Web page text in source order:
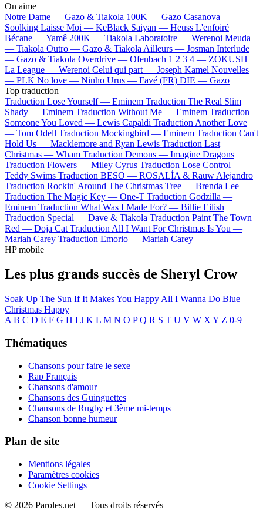
On aime
Notre Dame — Gazo & Tiakola 100K — Gazo Casanova —
Soolking Laisse Moi — KeBlack Saiyan — Heuss L'enfoiré
Bécane —Yamê 200K — Tiakola Laboratoire — Werenoi Meuda
— Tiakola Outro — Gazo & Tiakola Ailleurs — Josman Interlude
— Gazo & Tiakola Overdrive — Ofenbach 1 2 3 4 — ZOKUSH
La League — Werenoi Celui qui part — Joseph Kamel Nouvelles
— PLK No love — Ninho Urus — Favé (FR) DIE — Gazo
Top traduction
Traduction Lose Yourself — Eminem Traduction The Real Slim
Shady — Eminem Traduction Without Me — Eminem Traduction
Someone You Loved — Lewis Capaldi Traduction Another Love
— Tom Odell Traduction Mockingbird — Eminem Traduction Can't
Hold Us — Macklemore and Ryan Lewis Traduction Last
Christmas — Wham Traduction Demons — Imagine Dragons
Traduction Flowers — Miley Cyrus Traduction Lose Control —
Teddy Swims Traduction BESO — ROSALÍA & Rauw Alejandro
Traduction Rockin' Around The Christmas Tree — Brenda Lee
Traduction The Magic Key — One-T Traduction Godzilla —
Eminem Traduction What Was I Made For? — Billie Eilish
Traduction Special — Dave & Tiakola Traduction Paint The Town
Red — Doja Cat Traduction All I Want For Christmas Is You —
Mariah Carey Traduction Emorio — Mariah Carey
HP mobile
Les plus grands succès de Sheryl Crow
Soak Up The Sun If It Makes You Happy All I Wanna Do Blue
Christmas Happy
A B C D E F G H I J K L M N O P Q R S T U V W X Y Z 0-9
Thématiques
Chansons pour faire le sexe
Rap Français
Chansons d'amour
Chansons des Guinguettes
Chansons de Rugby et 3ème mi-temps
Chanson bonne humeur
Plan de site
Mentions légales
Paramètres cookies
Cookie Settings
© 2026 Paroles.net — Tous droits réservés